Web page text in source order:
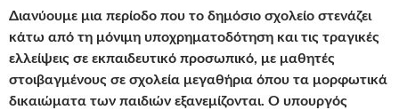
Διανύουμε μια περίοδο που το δημόσιο σχολείο στενάζει
κάτω από τη μόνιμη υποχρηματοδότηση και τις τραγικές
ελλείψεις σε εκπαιδευτικό προσωπικό, με μαθητές
στοιβαγμένους σε σχολεία μεγαθήρια όπου τα μορφωτικά
δικαιώματα των παιδιών εξανεμίζονται. O υπουργός